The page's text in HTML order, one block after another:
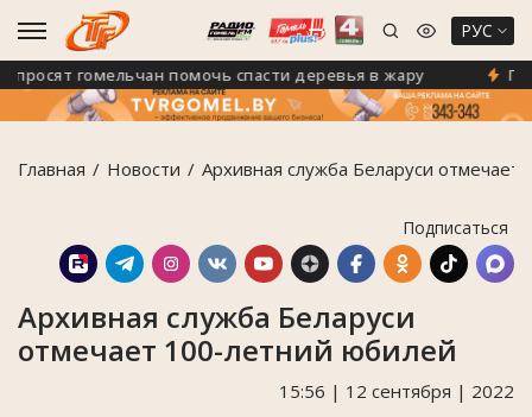
РУС
гомельчан помочь спасти деревья в жару
Главная Новости Архивная служба Беларуси
Подписаться
Архивная служба Беларуси
отмечает 100-летний юбилей
15:56 | 12 сентября | 2022